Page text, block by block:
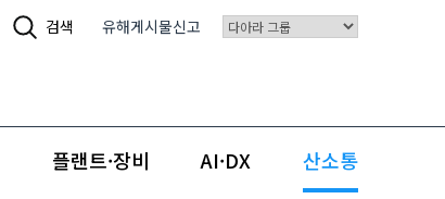
검색 유해게시물신고
플랜트·장비 AI·DX 산소통